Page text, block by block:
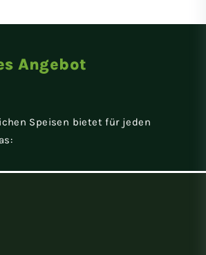
Angebot
Speisen bietet für jeden